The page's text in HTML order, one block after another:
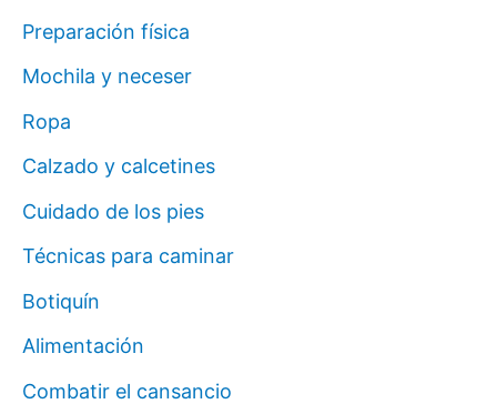
Preparación física
Mochila y neceser
Ropa
Calzado y calcetines
Cuidado de los pies
Técnicas para caminar
Botiquín
Alimentación
Combatir el cansancio